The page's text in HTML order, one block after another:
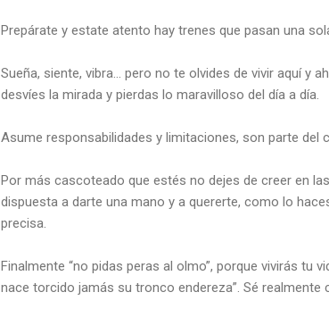
Prepárate y estate atento hay trenes que pasan una
Sueña, siente, vibra… pero no te olvides de vivir aquí y
desvíes la mirada y pierdas lo maravilloso del día a día.
Asume responsabilidades y limitaciones, son parte del
Por más cascoteado que estés no dejes de creer en
dispuesta a darte una mano y a quererte, como lo
precisa.
Finalmente “no pidas peras al olmo”, porque vivirás tu
nace torcido jamás su tronco endereza”. Sé realmente